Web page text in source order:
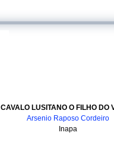
CAVALO LUSITANO O FILHO DO
Arsenio Raposo Cordeiro
Inapa